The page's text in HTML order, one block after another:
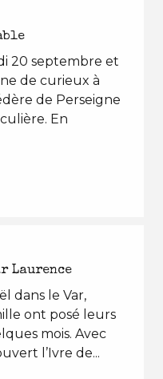
20 septembre et
de curieux à
de Perseigne
En
Laurence
dans le Var,
ont posé leurs
mois. Avec
l’Ivre de...